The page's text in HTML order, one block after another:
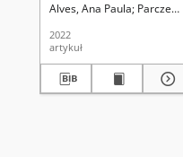
studies
Alves, Ana Paula
2022
artykuł